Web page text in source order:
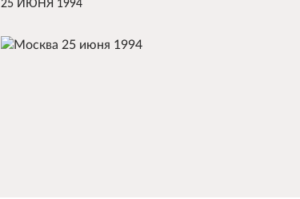
25 ИЮНЯ 1994